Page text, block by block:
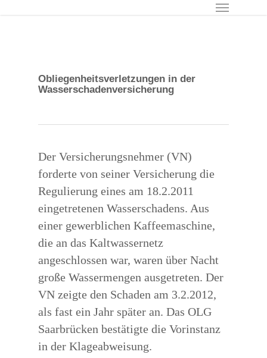
Obliegenheitsverletzungen in der
Wasserschadenversicherung
Der Versicherungsnehmer (VN)
forderte von seiner Versicherung die
Regulierung eines am 18.2.2011
eingetretenen Wasserschadens. Aus
einer gewerblichen Kaffeemaschine,
die an das Kaltwassernetz
angeschlossen war, waren über Nacht
große Wassermengen ausgetreten. Der
VN zeigte den Schaden am 3.2.2012,
als fast ein Jahr später an. Das OLG
Saarbrücken bestätigte die Vorinstanz
in der Klageabweisung.